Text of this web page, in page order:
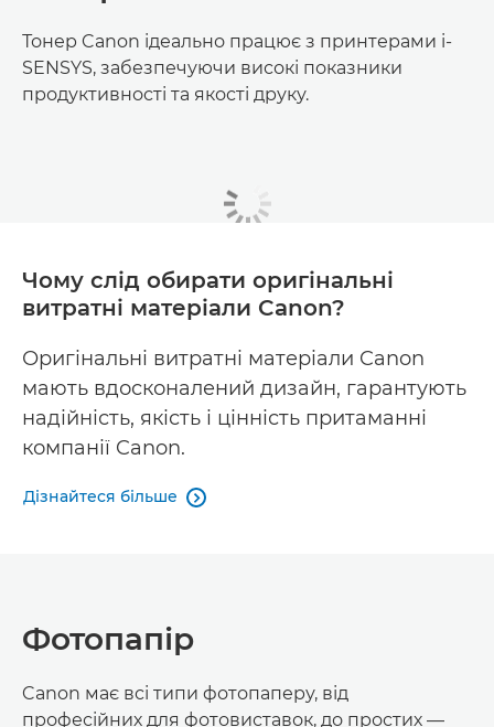
Тонер Canon ідеально працює з принтерами i-
SENSYS, забезпечуючи високі показники
продуктивності та якості друку.
Чому слід обирати оригінальні
витратні матеріали Canon?
Оригінальні витратні матеріали Canon
мають вдосконалений дизайн, гарантують
надійність, якість і цінність притаманні
компанії Canon.
Дізнайтеся більше 
Фотопапір
Canon має всі типи фотопаперу, від
професійних для фотовиставок, до простих —